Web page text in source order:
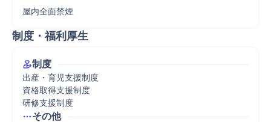
屋内全面禁煙
制度・福利厚生
制度
出産・育児支援制度
資格取得支援制度
研修支援制度
その他